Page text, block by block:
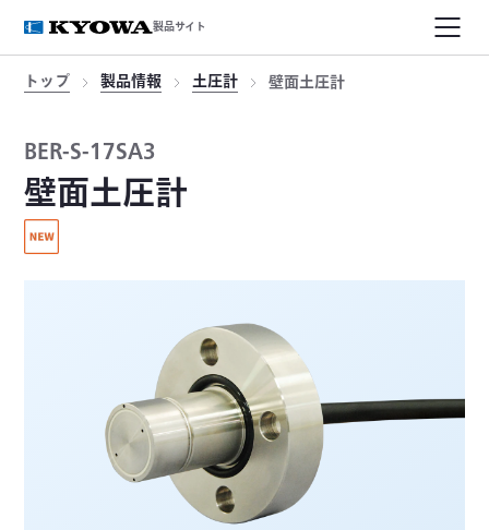
製品サイト
トップ 製品情報 土圧計 壁面土圧計
BER-S-17SA3
壁面土圧計